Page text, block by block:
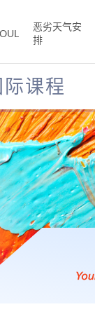
恶劣天气安
排
际课程